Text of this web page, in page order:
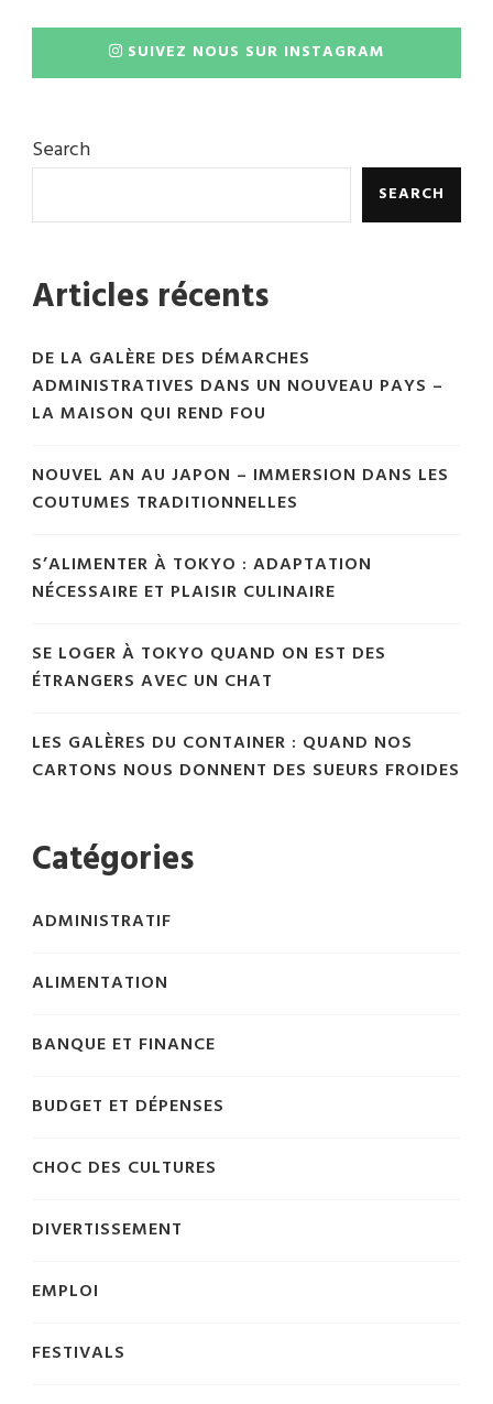
SUIVEZ NOUS SUR INSTAGRAM
Search
SEARCH
Articles récents
DE LA GALÈRE DES DÉMARCHES
ADMINISTRATIVES DANS UN NOUVEAU PAYS –
LA MAISON QUI REND FOU
NOUVEL AN AU JAPON – IMMERSION DANS LES
COUTUMES TRADITIONNELLES
S’ALIMENTER À TOKYO : ADAPTATION
NÉCESSAIRE ET PLAISIR CULINAIRE
SE LOGER À TOKYO QUAND ON EST DES
ÉTRANGERS AVEC UN CHAT
LES GALÈRES DU CONTAINER : QUAND NOS
CARTONS NOUS DONNENT DES SUEURS FROIDES
Catégories
ADMINISTRATIF
ALIMENTATION
BANQUE ET FINANCE
BUDGET ET DÉPENSES
CHOC DES CULTURES
DIVERTISSEMENT
EMPLOI
FESTIVALS